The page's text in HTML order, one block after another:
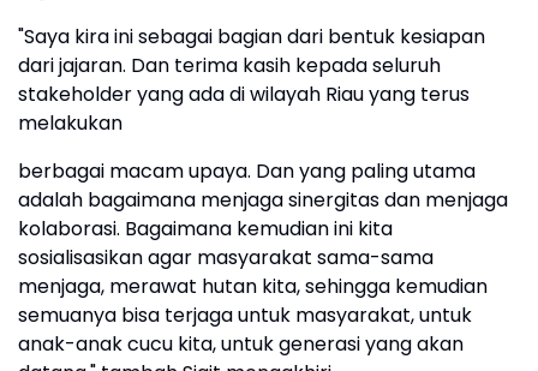
"Saya kira ini sebagai bagian dari bentuk kesiapan
dari jajaran. Dan terima kasih kepada seluruh
stakeholder yang ada di wilayah Riau yang terus
melakukan
berbagai macam upaya. Dan yang paling utama
adalah bagaimana menjaga sinergitas dan menjaga
kolaborasi. Bagaimana kemudian ini kita
sosialisasikan agar masyarakat sama-sama
menjaga, merawat hutan kita, sehingga kemudian
semuanya bisa terjaga untuk masyarakat, untuk
anak-anak cucu kita, untuk generasi yang akan